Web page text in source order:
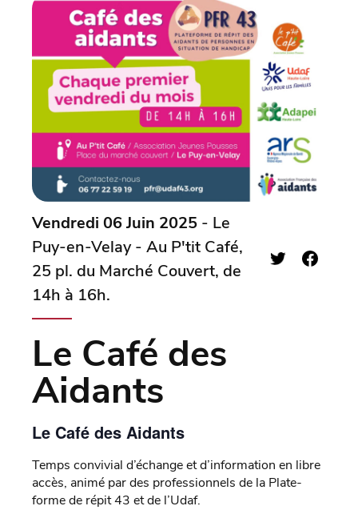
Vendredi 06 Juin 2025 - Le
Puy-en-Velay - Au P'tit Café,
25 pl. du Marché Couvert, de
14h à 16h.
Le Café des
Aidants
Le Café des Aidants
Temps convivial d’échange et d’information en libre
accès, animé par des professionnels de la Plate-
forme de répit 43 et de l’Udaf.